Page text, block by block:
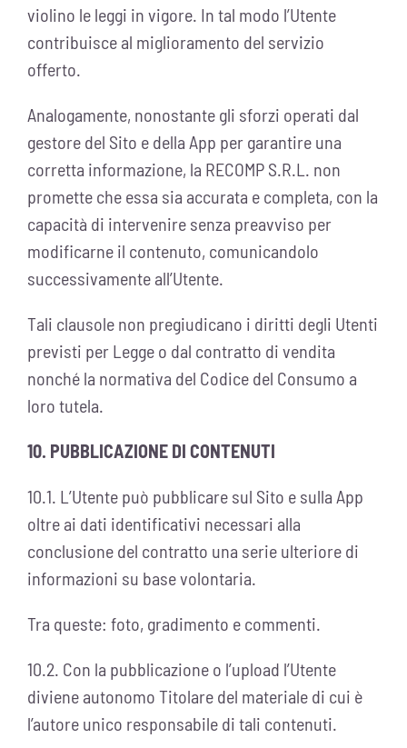
violino le leggi in vigore. In tal modo l’Utente
contribuisce al miglioramento del servizio
offerto.
Analogamente, nonostante gli sforzi operati dal
gestore del Sito e della App per garantire una
corretta informazione, la RECOMP S.R.L. non
promette che essa sia accurata e completa, con la
capacità di intervenire senza preavviso per
modificarne il contenuto, comunicandolo
successivamente all’Utente.
Tali clausole non pregiudicano i diritti degli Utenti
previsti per Legge o dal contratto di vendita
nonché la normativa del Codice del Consumo a
loro tutela.
10. PUBBLICAZIONE DI CONTENUTI
10.1. L’Utente può pubblicare sul Sito e sulla App
oltre ai dati identificativi necessari alla
conclusione del contratto una serie ulteriore di
informazioni su base volontaria.
Tra queste: foto, gradimento e commenti.
10.2. Con la pubblicazione o l’upload l’Utente
diviene autonomo Titolare del materiale di cui è
l’autore unico responsabile di tali contenuti.